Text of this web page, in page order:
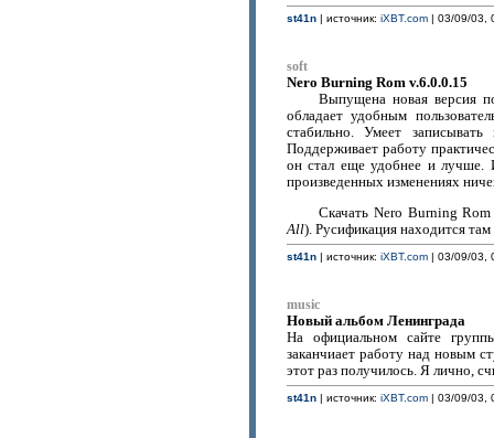
st41n| источник: iXBT.com| 03/09/03,
soft
Nero Burning Rom v.6.0.0.15
Выпущена новая версия
обладает удобным
стабильно. Умеет
Поддерживает работу
он стал еще удобнее и лучше.
произведенных изменениях
Скачать Nero Burning
All). Русификация находится
st41n| источник: iXBT.com| 03/09/03,
music
Новый альбом Ленинграда
На официальном сайте
заканчиает работу над новым
этот раз получилось. Я лично,
st41n| источник: iXBT.com| 03/09/03,